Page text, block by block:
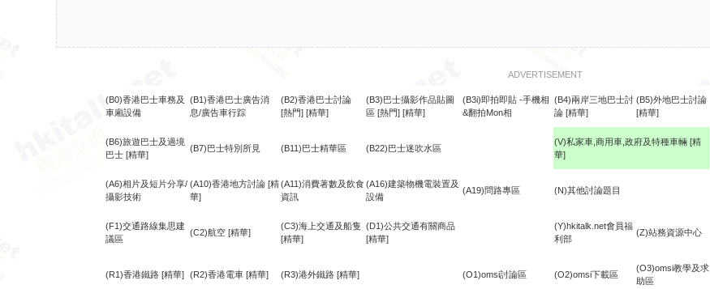
ADVERTISEMENT
(B0)香港巴士車務及
車廂設備
(B1)香港巴士廣告消
息/廣告車行踪
(B2)香港巴士討論
[熱門] [精華]
(B3)巴士攝影作品貼圖
區 [熱門] [精華]
(B3i)即拍即貼 -手機相
&翻拍Mon相
(B4)兩岸三地巴士討
論 [精華]
(B5)外地巴士討論
[精華]
(B6)旅遊巴士及過境
巴士 [精華]
(B7)巴士特別所見 (B11)巴士精華區 (B22)巴士迷吹水區
(V)私家車,商用車,政府及特種車輛 [精
華]
(A6)相片及短片分享/
攝影技術
(A10)香港地方討論 [精
華]
(A11)消費著數及飲食
資訊
(A16)建築物機電裝置及
設備
(A19)問路專區 (N)其他討論題目
(F1)交通路線集思建
議區
(C2)航空 [精華]
(C3)海上交通及船隻
[精華]
(D1)公共交通有關商品
[精華]
(Y)hkitalk.net會員福
利部
(Z)站務資源中心
(R1)香港鐵路 [精華] (R2)香港電車 [精華] (R3)港外鐵路 [精華] (O1)omsi討論區 (O2)omsi下載區
(O3)omsi教學及求
助區